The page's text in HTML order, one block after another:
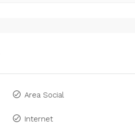
Area Social
Internet